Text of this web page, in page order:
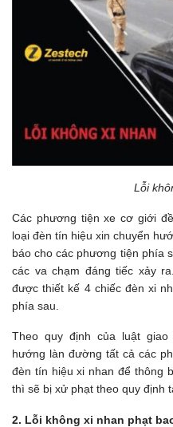
Lỗi
Các phương tiện xe cơ giới
loại đèn tín hiệu xin chuyển
báo cho các phương tiện phía
các va chạm đáng tiếc xảy
được thiết kế 4 chiếc đèn xi
phía sau.
Theo quy định của luật
hướng làn đường tất cả các
đèn tín hiệu xi nhan để thông
thì sẽ bị xử phạt theo quy định
2. Lỗi không xi nhan phạt